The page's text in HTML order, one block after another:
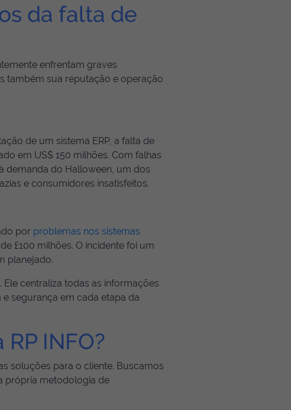
da falta de
enfrentam graves
também sua reputação e operação
de um sistema ERP, a falta de
em US$ 150 milhões. Com falhas
demanda do Halloween, um dos
e consumidores insatisfeitos.
por problemas nos sistemas
£100 milhões. O incidente foi um
planejado.
Ele centraliza todas as informações
segurança em cada etapa da
INFO?
soluções para o cliente. Buscamos
própria metodologia de